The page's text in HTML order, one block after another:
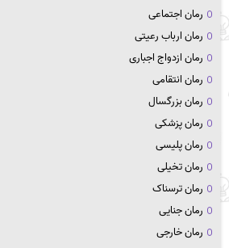
رمان اجتماعی
رمان ارباب رعیتی
رمان ازدواج اجباری
رمان انتقامی
رمان بزرگسال
رمان پزشکی
رمان پلیسی
رمان تخیلی
رمان ترسناک
رمان جنایی
رمان خارجی